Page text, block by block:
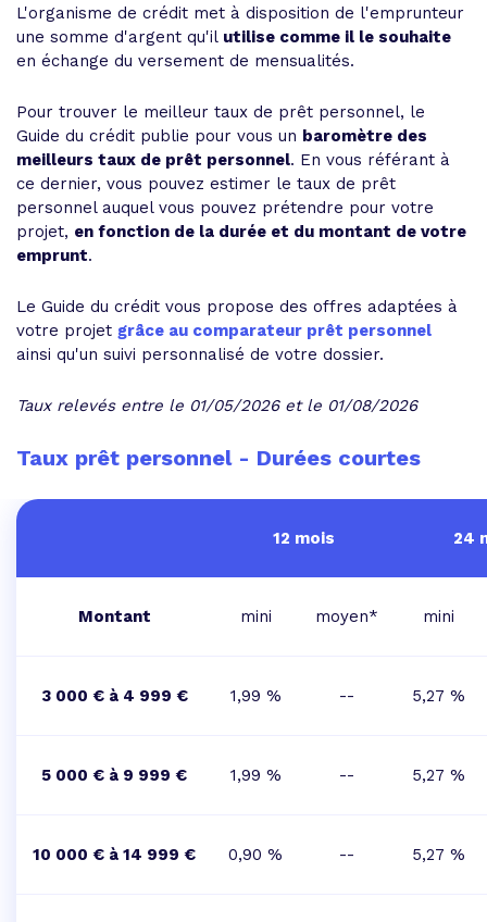
L'organisme de crédit met à disposition de l'emprunteur
une somme d'argent qu'il utilise comme il le souhaite
en échange du versement de mensualités.
Pour trouver le meilleur taux de prêt personnel, le
Guide du crédit publie pour vous un baromètre des
meilleurs taux de prêt personnel. En vous référant à
ce dernier, vous pouvez estimer le taux de prêt
personnel auquel vous pouvez prétendre pour votre
projet, en fonction de la durée et du montant de votre
emprunt.
Le Guide du crédit vous propose des offres adaptées à
votre projet grâce au comparateur prêt personnel
ainsi qu'un suivi personnalisé de votre dossier.
Taux relevés entre le 01/05/2026 et le 01/08/2026
Taux prêt personnel - Durées courtes
12 mois 24
Montant mini moyen* mini
3 000 € à 4 999 € 1,99 % -- 5,27 %
5 000 € à 9 999 € 1,99 % -- 5,27 %
10 000 € à 14 999 € 0,90 % -- 5,27 %